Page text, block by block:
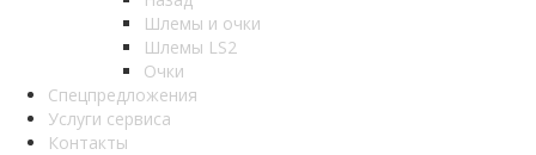
Шлемы и очки
Шлемы LS2
Очки
Спецпредложения
Услуги сервиса
Контакты